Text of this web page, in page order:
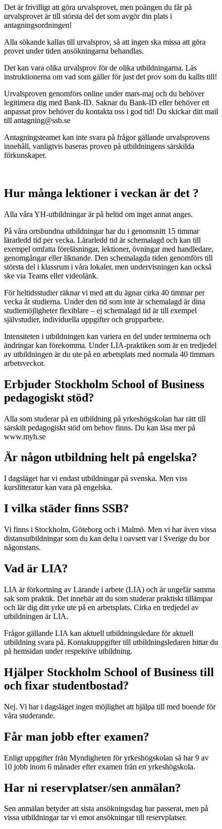
Det är frivilligt att göra urvalsprovet, men poängen du får på
urvalsprovet är till största del det som avgör din plats i
antagningsordningen!
Alla sökande kallas till urvalsprov, så att ingen ska missa att göra
provet under tiden ansökningarna behandlas.
Det kan vara olika urvalsprov för de olika utbildningarna. Läs
instruktionerna om vad som gäller för just det prov som du kallts till!
Urvalsproven genomförs online under mars-maj och du behöver
legitimera dig med Bank-ID. Saknar du Bank-ID eller behöver ett
anpassat prov behöver du kontakta oss i god tid! Du skickar ditt mail
till antagning@ssb.se
Antagningsteamet kan inte svara på frågor gällande urvalsprovens
innehåll, vanligtvis baseras proven på utbildningens särskilda
förkunskaper.
Hur många lektioner i veckan är det ?
Alla våra YH-utbildningar är på heltid om inget annat anges.
På våra ortsbundna utbildningar har du i genomsnitt 15 timmar
lärarledd tid per vecka. Lärarledd tid är schemalagd och kan till
exempel omfatta föreläsningar, lektioner, övningar med handledare,
genomgångar eller liknande. Den schemalagda tiden genomförs till
största del i klassrum i våra lokaler, men undervisningen kan också
ske via Teams eller videolänk.
För heltidsstudier räknar vi med att du ägnar cirka 40 timmar per
vecka åt studierna. Under den tid som inte är schemalagd är dina
studiemöjligheter flexiblare – ej schemalagd tid är till exempel
självstudier, individuella uppgifter och grupparbete.
Intensiteten i utbildningen kan variera en del under terminerna och
ändringar kan förekomma. Under LIA-praktiken som är en tredjedel
av utbildningen är du ute på en arbetsplats med normala 40 timmars
arbetsveckor.
Erbjuder Stockholm School of Business
pedagogiskt stöd?
Alla som studerar på en utbildning på yrkeshögskolan har rätt till
särskilt pedagogiskt stöd om behov finns. Du kan läsa mer på
www.myh.se
Är någon utbildning helt på engelska?
I dagsläget har vi endast utbildningar på svenska. Men viss
kurslitteratur kan vara på engelska.
I vilka städer finns SSB?
Vi finns i Stockholm, Göteborg och i Malmö. Men vi har även vissa
distansutbildningar som du kan delta i oavsett var i Sverige du bor
någonstans.
Vad är LIA?
LIA är förkortning av Lärande i arbete (LIA) och är ungefär samma
sak som praktik. Det innebär att du som studerar praktiskt tillämpar
och lär dig ditt yrke ute på en arbetsplats. Cirka en tredjedel av
utbildningen är LIA.
Frågor gällande LIA kan aktuell utbildningsledare för aktuell
utbildning svara på. Kontaktuppgifter till utbildningsledaren hittar du
på hemsidan under respektive utbildning.
Hjälper Stockholm School of Business till
och fixar studentbostad?
Nej. Vi har i dagsläget ingen möjlighet att hjälpa till med boende för
våra studerande.
Får man jobb efter examen?
Enligt uppgifter från Myndigheten för yrkeshögskolan så har 9 av
10 jobb inom 6 månader efter examen från en yrkeshögskola.
Har ni reservplatser/sen anmälan?
Sen anmälan betyder att sista ansökningsdag har passerat, men på
vissa utbildningar tar vi emot ansökningar till reservplatser.